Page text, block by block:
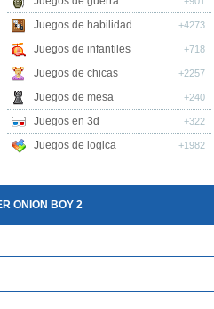
Juegos de habilidad +4273
Juegos de infantiles +718
Juegos de chicas +2257
Juegos de mesa +240
Juegos en 3d +322
Juegos de logica +1982
ONION BOY 2